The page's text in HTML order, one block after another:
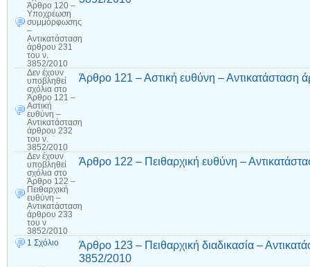
Άρθρο 120 –
Υποχρέωση
συμμόρφωσης
–
Αντικατάσταση
άρθρου 231
του ν.
3852/2010
Δεν έχουν
υποβληθεί
σχόλια στο
Άρθρο 121 –
Αστική
ευθύνη –
Αντικατάσταση
άρθρου 232
του ν.
3852/2010
Άρθρο 121 – Αστική ευθύνη – Αντικατάσταση
Δεν έχουν
υποβληθεί
σχόλια στο
Άρθρο 122 –
Πειθαρχική
ευθύνη –
Αντικατάσταση
άρθρου 233
του ν
3852/2010
Άρθρο 122 – Πειθαρχική ευθύνη –
1 Σχόλιο
Άρθρο 123 – Πειθαρχική διαδικασία –
3852/2010